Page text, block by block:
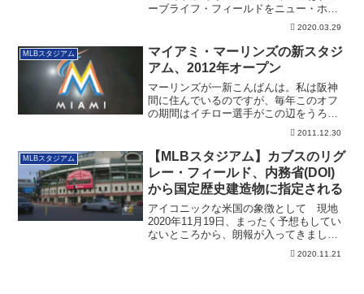
ーブライフ・フィールドをニュー・ホー
2020.03.29
MLBスタジアム
マイアミ・マーリンズの新スタジ
アム、2012年オープン
マーリンズが一新こんばんは。私は阪神
間に住んでいるのですが、毎年このオフ
の期間はイチロー選手がこの辺をうろち
2011.12.30
MLBスタジアム
【MLBスタジアム】カブスのリグ
レー・フィールド、内務省(DOI)
から国定歴史建造物に指定される
アイコニックな米国の象徴として 現地
2020年11月19日、まったく予想もしてい
ないところから、朗報が入ってきまし
2020.11.21